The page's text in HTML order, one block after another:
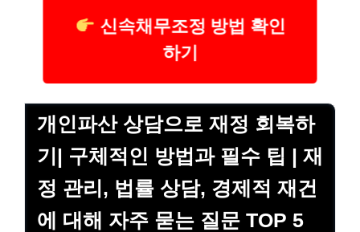
신속채무조정 방법 확인
하기
개인파산 상담으로 재정 회복하
기| 구체적인 방법과 필수 팁 | 재
정 관리, 법률 상담, 경제적 재건
에 대해 자주 묻는 질문 TOP 5